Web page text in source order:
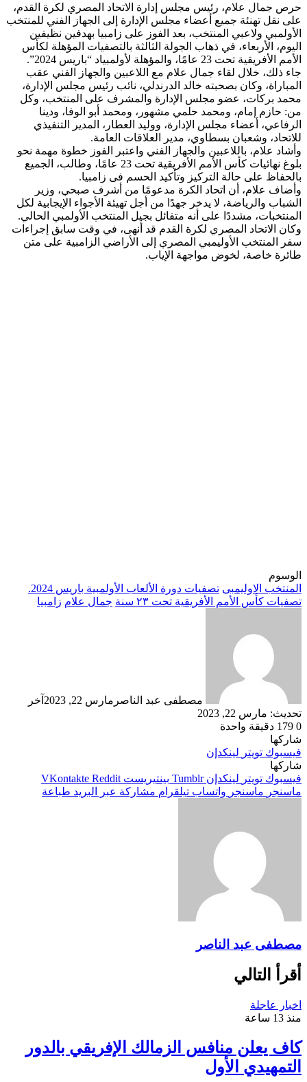
حرص جمال علام، رئيس مجلس إدارة الاتحاد المصري لكرة القدم،
على نقل تهنئة جميع أعضاء مجلس الإدارة إلى الجهاز الفني للمنتخب
الأولمبي ولاعبي المنتخب، بعد الفوز على زامبيا بهدفين نظيفين
اليوم، الأربعاء، في ذهاب الجولة الثالثة بالتصفيات المؤهلة لكأس
الأمم الأفريقية تحت 23 عامًا، والمؤهلة لأولمبياد “باريس 2024”.
جاء ذلك، خلال لقاء جمال علام مع اللاعبين والجهاز الفني عقب
المباراة، وكان بصحبته خالد الدرندلي، نائب رئيس مجلس الإدارة،
محمد بركات، عضو مجلس الإدارة والمشرف على المنتخب، وكل
من: حازم إمام، ومحمد حلمي مشهور، ومحمد أبو الوفا، ودينا
الرفاعي، أعضاء مجلس الإدارة، ووليد العطار، المدير التنفيذي
للاتحاد، وشعبان بسطاوي، مدير العلاقات العامة.
وأشاد علام، باللاعبين والجهاز الفني واعتبر الفوز خطوة مهمة نحو
بلوغ نهائيات كأس الأمم الأفريقية تحت 23 عامًا، وطالب، الجميع
بالحفاظ على حالة التركيز وتأكيد الحسم فى زامبيا.
وأضاف علام، أن اتحاد الكرة مدعومًا من أشرف صبحي، وزير
الشباب والرياضة، لا يدخر جهدًا من أجل تهيئة الأجواء الإيجابية لكل
المنتخبات، مشددًا على أنه متفائل بجيل المنتخب الأولمبي الحالي.
وكان الاتحاد المصري لكرة القدم قد أنهى، في وقت سابق إجراءات
سفر المنتخب الأوليمبي المصري إلى الأراضي الزامبية على متن
طائرة خاصة، لخوض مواجهة الإياب.
الوسوم
المنتخب الاوليمبى تصفيات دورة الألعاب الأولمبية باريس 2024.
تصفيات كأس الأمم الأفريقية تحت ٢٣ سنة
جمال علام زامبيا
مصطفى عبد الناصر مارس 22, 2023
آخر
تحديث: مارس 22, 2023
0
دقيقة واحدة
شاركها
فيسبوك تويتر لينكدإن
شاركها
فيسبوك تويتر لينكدإن بينتيريست
ماسنجر ماسنجر واتساب تيلقرام مشاركة عبر البريد طباعة
مصطفى عبد الناصر
أقرأ التالي
اخبار عاجلة
منذ 13 ساعة
كاف يعلن منافس الزمالك الإفريقي بالدور
التمهيدي الأول